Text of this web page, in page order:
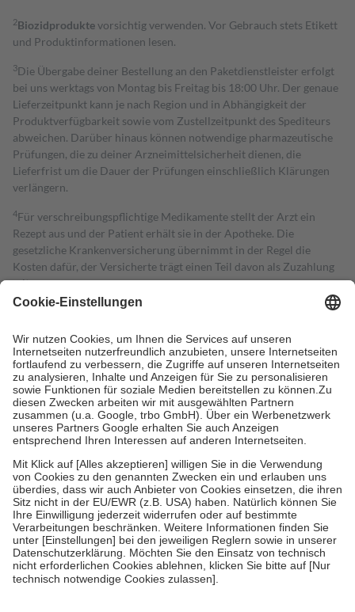
2Biozidproduktevorsichtig verwenden. Vor Gebrauch stets Etikett
und Produktinformationen lesen.
3Die Übergabe deiner Bestellung an den Paketdienstleister erfolgt
bei uns werktags von Montag bis Freitag bis 18:00 Uhr. Der genaue
Lieferzeitpunkt kann je nach Region und in Abhängigkeit der
Produktverfügbarkeit sowie vom Zustellzeitpunkt des Spediteurs
abweichen. Darüber hinaus können notwendige pharmazeutische
Prüfungen, die zu deiner Arzneimittelsicherheit dienen, die
Lieferfrist um die Dauer der Prüfungen einschließlich Klärungen
verlängern.
4Für verschreibungspflichtige Medikamente stellt der Arzt ein
Rezept aus und der Patient erhält sie in der Apotheke. Die
gesetzliche Krankenversicherung übernimmt in der Regel die
Kosten dafür, der Versicherte trägt einen Teil davon als Zuzahlung
mit.
Grundsätzlich leisten Mitglieder Zuzahlungen in Höhe von zehn
höchstens zehn Euro.
Es sind jedoch nie mehr als die tatsächlichen
Kosten der Leistung zu entrichten.
Diese Regeln gelten grundsätzlich auch für Online-Apotheken.
Bei Heilmitteln und häuslicher Krankenpflege beträgt die
Zuzahlung zehn Prozent der Kosten sowie zehn Euro je
Verordnung.
Um das Engagement der Versicherten für ihre eigene Gesundheit zu
stärken und die besondere Stellung der Familie zu unterstützen,
fallenkeine Zuzahlungenan bei:
• Kindern und Jugendlichen bis zum vollendeten 18. Lebensjahr
mit Ausnahme der Fahrkosten
• Untersuchungen zur Vorsorge und Früherkennung, die von der
GKV getragen werden
• empfohlenen Schutzimpfungen
• Harn- und Blutteststreifen